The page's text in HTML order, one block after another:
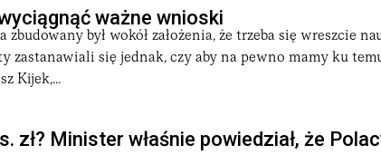
ważne wnioski
zbudowany był wokół założenia, że trzeba się wreszcie
zastanawiali się jednak, czy aby na pewno mamy ku
Kijek,...
zł? Minister właśnie powiedział, że